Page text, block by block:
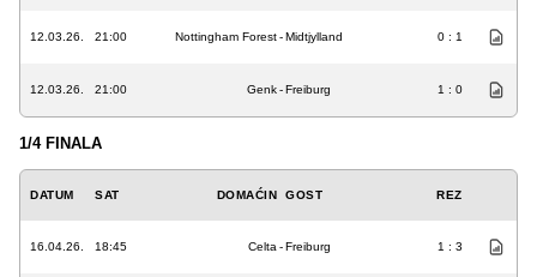
12.03.26. 21:00 Nottingham Forest-Midtjylland 0 : 1
12.03.26. 21:00 Genk-Freiburg 1 : 0
1/4 FINALA
DATUM SAT DOMAĆIN GOST REZ
16.04.26. 18:45 Celta -Freiburg 1 : 3